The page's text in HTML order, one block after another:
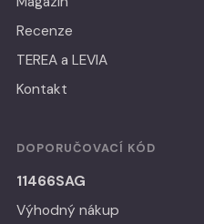
Recenze
TEREA a LEVIA
Kontakt
DOPORUČOVACÍ KÓD
11466SAG
Výhodný nákup